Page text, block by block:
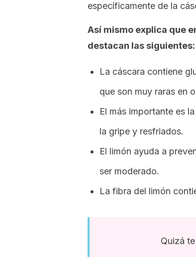
específicamente de la
Así mismo explica que
destacan las siguientes:
La cáscara contiene
que son muy raras en
El más importante es
la gripe y resfriados.
El limón ayuda a
ser moderado.
La fibra del limón
Quizá